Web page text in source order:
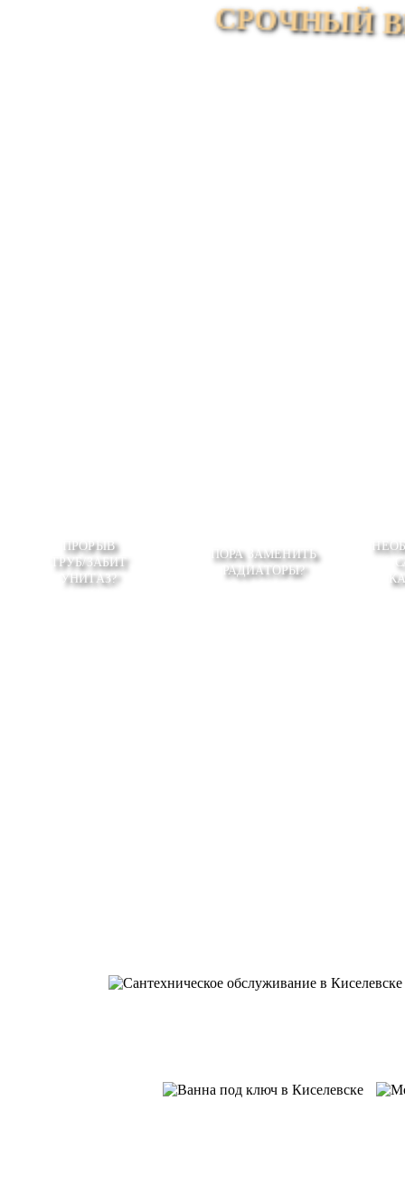
ПРОРЫВ
ТРУБ/ЗАБИТ
УНИТАЗ?
ПОРА ЗАМЕНИТЬ
РАДИАТОРЫ?